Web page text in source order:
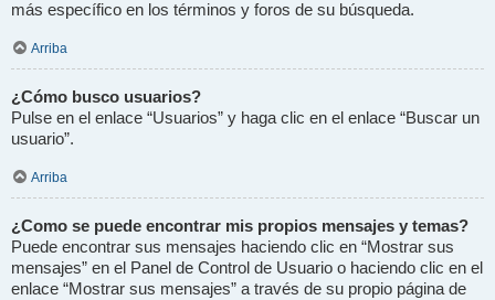
más específico en los términos y foros de su búsqueda.
Arriba
¿Cómo busco usuarios?
Pulse en el enlace “Usuarios” y haga clic en el enlace “Buscar un
usuario”.
Arriba
¿Como se puede encontrar mis propios mensajes y temas?
Puede encontrar sus mensajes haciendo clic en “Mostrar sus
mensajes” en el Panel de Control de Usuario o haciendo clic en el
enlace “Mostrar sus mensajes” a través de su propio página de